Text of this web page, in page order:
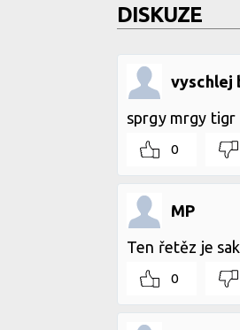
DISKUZE
vyschlej
sprgy mrgy tigr
0
MP
Ten řetěz je
0